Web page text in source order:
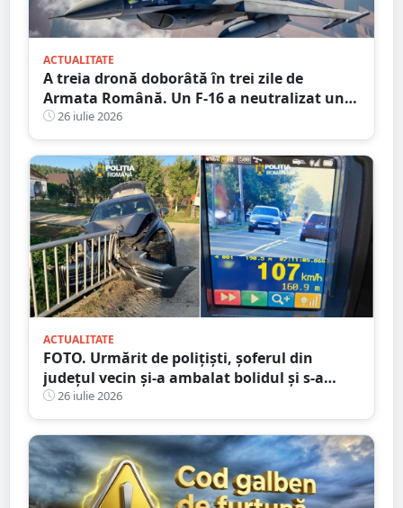
ACTUALITATE
A treia dronă doborâtă în trei zile de
Armata Română. Un F-16 a neutralizat un
aparat fără pilot deasupra Mării Negre
26 iulie 2026
ACTUALITATE
FOTO. Urmărit de polițiști, șoferul din
județul vecin și-a ambalat bolidul și s-a
oprit într-un cap de pod. Apoi a luat-o la
fugă
26 iulie 2026